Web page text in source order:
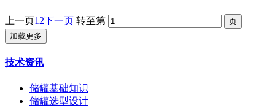
上一页1 2下一页 转至第
加载更多
技术资讯
储罐基础知识
储罐选型设计